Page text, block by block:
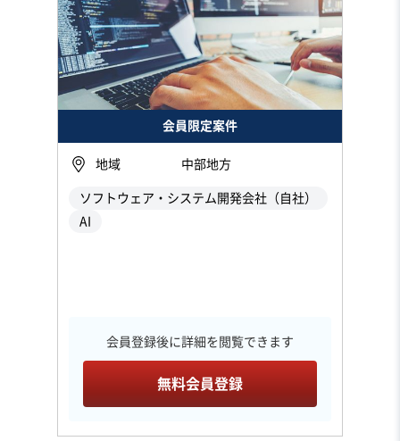
会員限定案件
地域 中部地方
ソフトウェア・システム開発会社（自社）
AI
会員登録後に詳細を閲覧できます
無料会員登録